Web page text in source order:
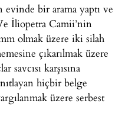
bir arama yaptı ve
İliopetra Camii’nin
olmak üzere iki silah
çıkarılmak üzere
karşısına
hiçbir belge
üzere serbest